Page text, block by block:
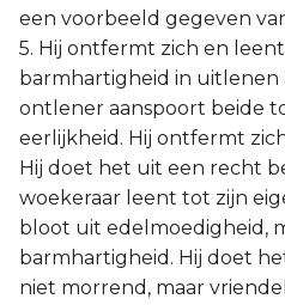
een voorbeeld gegeven
5. Hij ontfermt zich en leent
barmhartigheid in uitlenen
ontlener aanspoort beide
eerlijkheid. Hij ontfermt
Hij doet het uit een recht
woekeraar leent tot zijn
bloot uit edelmoedigheid,
barmhartigheid. Hij doet
niet morrend, maar